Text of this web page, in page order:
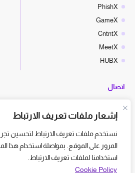
إشعار ملفات تعريف الارتباط
نستخدم ملفات تعريف الارتباط لتحسين
المرور على الموقع. بمواصلة استخدام هذا
استخدامنا لملفات تعريف الارتباط.
Cookie Policy
PhishX
GameX
CntntX
MeetX
HUBX
اتصال
hello@cyberx.world